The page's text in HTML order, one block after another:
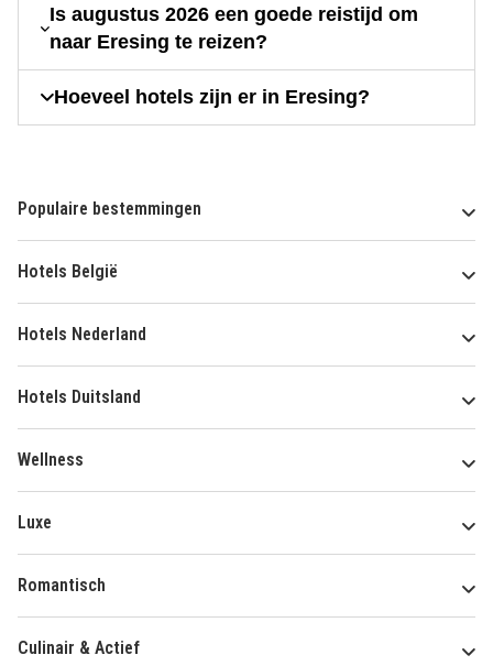
Is augustus 2026 een goede reistijd om
naar Eresing te reizen?
Hoeveel hotels zijn er in Eresing?
Populaire bestemmingen
Hotels België
Hotels Nederland
Hotels Duitsland
Wellness
Luxe
Romantisch
Culinair & Actief